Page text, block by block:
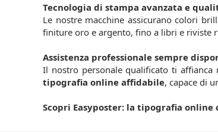
Tecnologia di stampa avanzata e
Le nostre macchine assicurano colori
finiture oro e argento, fino a libri e riviste
Assistenza professionale sempre
Il nostro personale qualificato ti
tipografia online affidabile, capace di
Scopri Easyposter: la tipografia